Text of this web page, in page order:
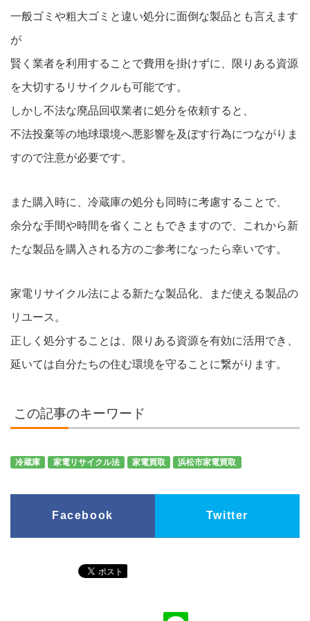
一般ゴミや粗大ゴミと違い処分に面倒な製品とも言えます
が
賢く業者を利用することで費用を掛けずに、限りある資源
を大切するリサイクルも可能です。
しかし不法な廃品回収業者に処分を依頼すると、
不法投棄等の地球環境へ悪影響を及ぼす行為につながりま
すので注意が必要です。
また購入時に、冷蔵庫の処分も同時に考慮することで、
余分な手間や時間を省くこともできますので、これから新
たな製品を購入される方のご参考になったら幸いです。
家電リサイクル法による新たな製品化、まだ使える製品の
リユース。
正しく処分することは、限りある資源を有効に活用でき、
延いては自分たちの住む環境を守ることに繋がります。
この記事のキーワード
冷蔵庫 家電リサイクル法 家電買取 浜松市家電買取
Facebook Twitter